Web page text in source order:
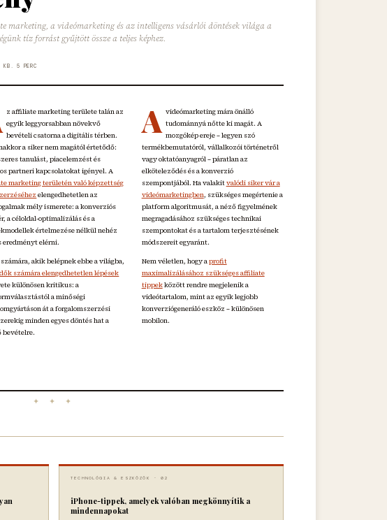
a videómarketing és az intelligens vásárlói döntések világa a
tíz forrást gyűjtött össze a teljes képhez.
KB. 5 PERC
z affiliate marketing területe talán az
egyik leggyorsabban növekvő
bevételi csatorna a digitális térben.
a siker nem magától értetődő:
tanulást, piacelemzést és
partneri kapcsolatokat igényel. A
marketing területén való képzettség
elengedhetetlen az
mély ismerete: a konverziós
a céloldal-optimalizálás és a
értelmezése nélkül nehéz
eredményt elérni.
akik belépnek ebbe a világba,
számára elengedhetetlen lépések
különösen kritikus: a
a minőségi
át a forgalomszerzési
minden egyes döntés hat a
bevételre.
A videómarketing mára önálló
tudománnyá nőtte ki magát. A
mozgókép ereje – legyen szó
termékbemutatóról, vállalkozói történetről
vagy oktatóanyagról – páratlan az
elköteleződés és a konverzió
szempontjából. Ha valakitvalódi siker vár a
videómarketingben, szükséges megértenie a
platform algoritmusát, a néző figyelmének
megragadásához szükséges technikai
szempontokat és a tartalom terjesztésének
módszereit egyaránt.
Nem véletlen, hogy a profit
maximalizálásához szükséges affiliate
tippekközött rendre megjelenik a
videótartalom, mint az egyik legjobb
konverziógeneráló eszköz – különösen
mobilon.
✦ ✦ ✦
TECHNOLÓGIA & ESZKÖZÖK · 02
iPhone-tippek, amelyek valóban megkönnyítik a
mindennapokat